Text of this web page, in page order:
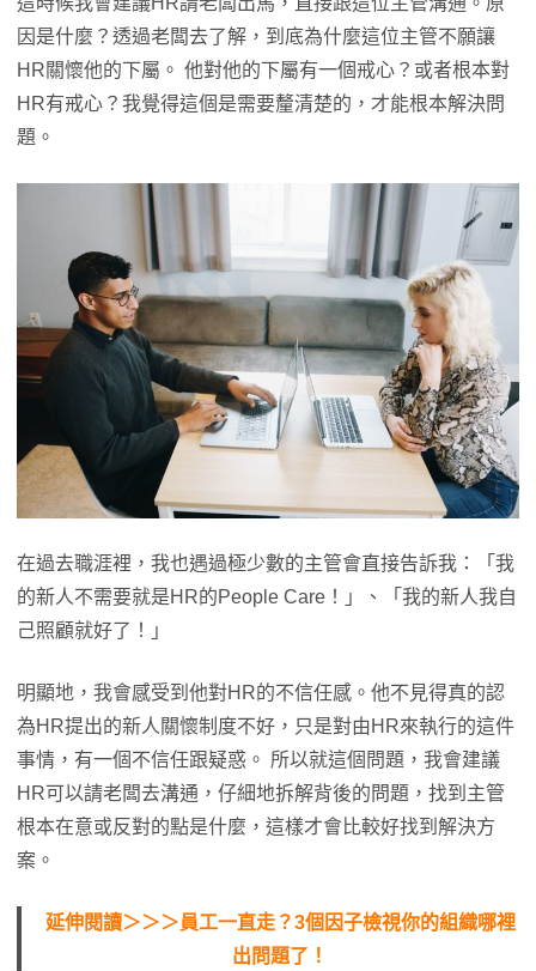
因是什麼？透過老闆去了解，到底為什麼這位主管不願讓
HR關懷他的下屬。 他對他的下屬有一個戒心？或者根本對
HR有戒心？我覺得這個是需要釐清楚的，才能根本解決問
題。
在過去職涯裡，我也遇過極少數的主管會直接告訴我：「我
的新人不需要就是HR的People Care！」、「我的新人我自
己照顧就好了！」
明顯地，我會感受到他對HR的不信任感。他不見得真的認
為HR提出的新人關懷制度不好，只是對由HR來執行的這件
事情，有一個不信任跟疑惑。 所以就這個問題，我會建議
HR可以請老闆去溝通，仔細地拆解背後的問題，找到主管
根本在意或反對的點是什麼，這樣才會比較好找到解決方
案。
延伸閱讀＞＞＞員工一直走？3個因子檢視你的組織哪裡
出問題了！